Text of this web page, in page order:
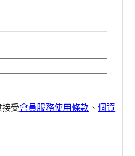
接受會員服務使用條款 、個資